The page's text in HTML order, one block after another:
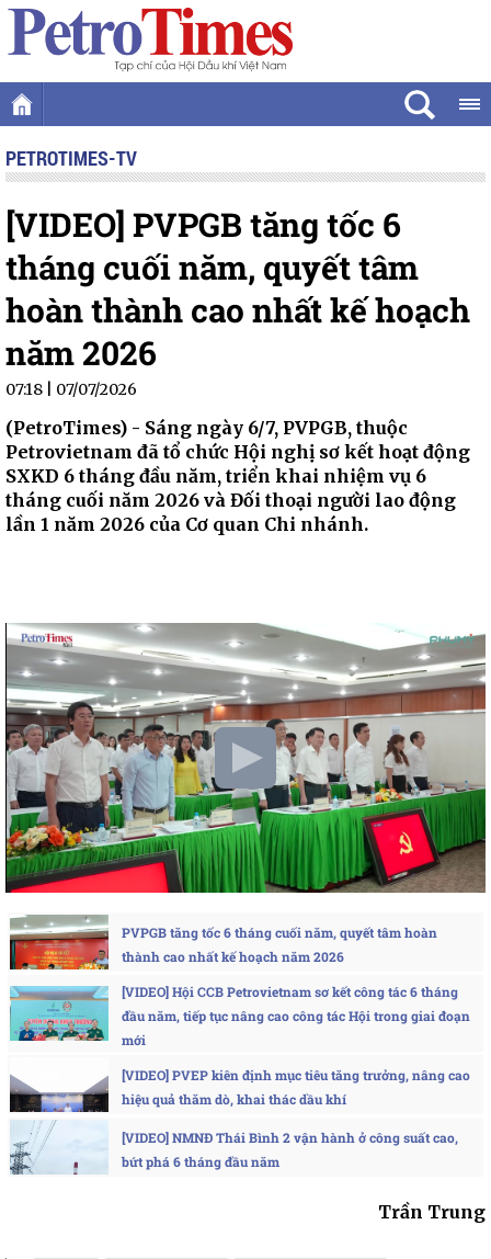
PETROTIMES-TV
[VIDEO] PVPGB tăng tốc 6
tháng cuối năm, quyết tâm
hoàn thành cao nhất kế hoạch
năm 2026
07:18 | 07/07/2026
(PetroTimes) - Sáng ngày 6/7, PVPGB, thuộc
Petrovietnam đã tổ chức Hội nghị sơ kết hoạt động
SXKD 6 tháng đầu năm, triển khai nhiệm vụ 6
tháng cuối năm 2026 và Đối thoại người lao động
lần 1 năm 2026 của Cơ quan Chi nhánh.
PVPGB tăng tốc 6 tháng cuối năm, quyết tâm hoàn
thành cao nhất kế hoạch năm 2026
[VIDEO] Hội CCB Petrovietnam sơ kết công tác 6 tháng
đầu năm, tiếp tục nâng cao công tác Hội trong giai đoạn
mới
[VIDEO] PVEP kiên định mục tiêu tăng trưởng, nâng cao
hiệu quả thăm dò, khai thác dầu khí
[VIDEO] NMNĐ Thái Bình 2 vận hành ở công suất cao,
bứt phá 6 tháng đầu năm
Trần Trung